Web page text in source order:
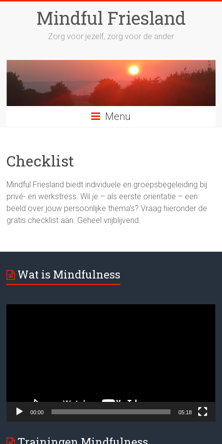
Mindful Friesland
Zorg voor jezelf, zorg voor de ander
Menu
Checklist
Mindful Friesland biedt individuele en groepsbegeleiding bij
privé- en werkstress. Wil je – als eerste oriëntatie – een
beeld over jouw persoonlijke thema’s? Vraag hieronder de
gratis checklist aan. Geheel vrijblijvend.
Wat is Mindfulness
00:00 05:18